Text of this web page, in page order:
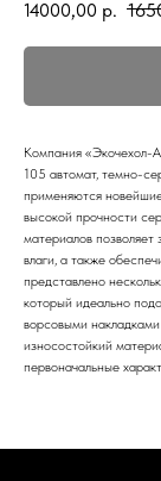
14000,00 р.
Компания «Экочехол-
105 автомат, темно-
применяются
высокой прочности
материалов позволяет
влаги, а также
представлено
который идеально
ворсовыми
износостойкий
первоначальные